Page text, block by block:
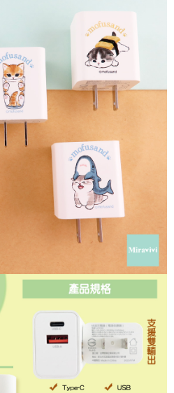
後，即可完成結帳。
通知簡訊。
點擊此簡訊中的連結，可透過四大超商／
付款，方視為交易完成。
刻繳費，但若您需要取消訂單，請聯絡
之訂單仍視為有效，需透過AFTEE先享
後付 」之結帳頁面顯示為準，若有關於
等相關疑問，請聯繫「AFTEE先享後付
support/home
供之「AFTEE先享後付」服務完成之交
人資料，並將交易相關給付款項請求債
覽以下網址：
代理人或監護人之同意方可使用
申辦者引起之損失，本公司不負相關責
額度不足之情形，本公司將視審查結果
他人資訊註冊。若發現惡意使用之情形，
用戶之使用額度並採取法律行動。
)免運費
)免運費
)免運費
)免運費